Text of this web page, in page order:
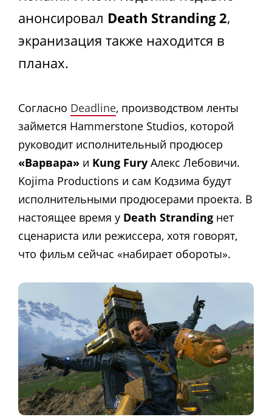
анонсировал Death Stranding 2,
экранизация также находится в
планах.
Согласно Deadline, производством ленты
займется Hammerstone Studios, которой
руководит исполнительный продюсер
«Варвара» и Kung Fury Алекс Лебовичи.
Kojima Productions и сам Кодзима будут
исполнительными продюсерами проекта. В
настоящее время у Death Stranding нет
сценариста или режиссера, хотя говорят,
что фильм сейчас «набирает обороты».